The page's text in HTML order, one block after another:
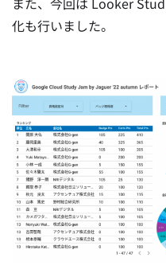
化も行いました。